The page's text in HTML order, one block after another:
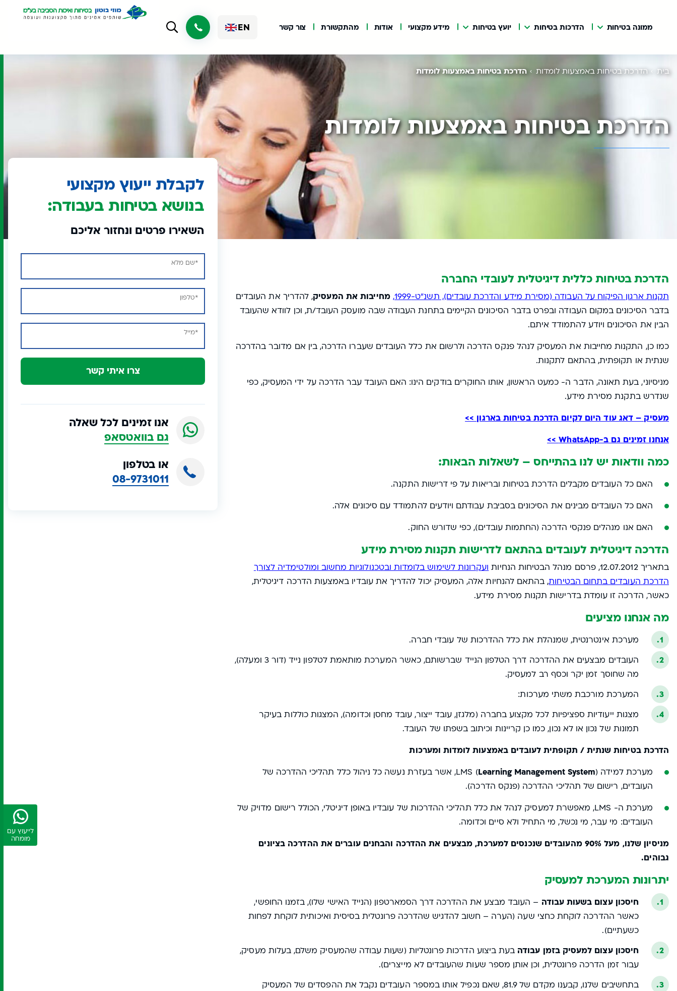
ממונה בטיחות הדרכות בטיחות יועץ בטיחות מידע מקצועי אודות מהתקשורת צור קשר EN
בית הדרכת בטיחות באמצעות לומדות הדרכת בטיחות באמצעות לומדות
הדרכת בטיחות באמצעות לומדות
הדרכת בטיחות כללית דיגיטלית לעובדי החברה
תקנות ארגון הפיקוח על העבודה (מסירת מידע והדרכת עובדים), תשנ"ט-1999, מחייבות את המעסיק, להדריך את העובדים
בדבר הסיכונים במקום העבודה ובפרט בדבר הסיכונים הקיימים בתחנת העבודה שבה מועסק העובד/ת, וכן לוודא שהעובד
הבין את הסיכונים ויודע להתמודד איתם.
כמו כן, התקנות מחייבות את המעסיק לנהל פנקס הדרכה ולרשום את כלל העובדים שעברו הדרכה, בין אם מדובר בהדרכה
שנתית או תקופתית, בהתאם לתקנות.
מניסיוני, בעת תאונה, הדבר ה- כמעט הראשון, אותו החוקרים בודקים הינו: האם העובד עבר הדרכה על ידי המעסיק, כפי
שנדרש בתקנת מסירת מידע.
מעסיק – דאג עוד היום לקיום הדרכת בטיחות בארגון >>
אנחנו זמינים גם ב-WhatsApp >>
כמה וודאות יש לנו בהתייחס – לשאלות הבאות:
האם כל העובדים מקבלים הדרכת בטיחות ובריאות על פי דרישות התקנה.
האם כל העובדים מבינים את הסיכונים בסביבת עבודתם ויודעים להתמודד עם סיכונים אלה.
האם אנו מנהלים פנקסי הדרכה (החתמות עובדים), כפי שדורש החוק.
הדרכה דיגיטלית לעובדים בהתאם לדרישות תקנות מסירת מידע
בתאריך 12.07.2012, פרסם מנהל הבטיחות הנחיות
ועקרונות לשימוש בלומדות ובטכנולוגיות מחשוב ומולטימדיה לצורך
הדרכת העובדים בתחום הבטיחות, בהתאם להנחיות אלה, המעסיק יכול להדריך את עובדיו באמצעות הדרכה דיגיטלית,
כאשר, הדרכה זו עומדת בדרישות תקנות מסירת מידע.
מה אנחנו מציעים
מערכת אינטרנטית, שמנהלת את כלל ההדרכות של עובדי חברה.
העובדים מבצעים את ההדרכה דרך הטלפון הנייד שברשותם, כאשר המערכת מותאמת לטלפון נייד (דור 3 ומעלה),
מה שחוסך זמן יקר וכסף רב למעסיק.
המערכת מורכבת משתי מערכות:
מצגות ייעודיות ספציפיות לכל מקצוע בחברה (מלגזן, עובד ייצור, עובד מחסן וכדומה), המצגות כוללות בעיקר
תמונות של נכון או לא נכון, כמו כן קריינות וכיתוב בשפתו של העובד.
הדרכת בטיחות שנתית / תקופתית לעובדים באמצעות לומדות ומערכות
מערכת למידה LMS ( Learning Management System
), אשר בעזרת נעשה כל ניהול כלל תהליכי ההדרכה של
העובדים, רישום של תהליכי ההדרכה (פנקס הדרכה).
מערכת ה- LMS, מאפשרת למעסיק לנהל את כלל תהליכי ההדרכות של עובדיו באופן דיגיטלי, הכולל רישום מדויק של
העובדים: מי עבר, מי נכשל, מי התחיל ולא סיים וכדומה.
מניסיון שלנו, מעל 90% מהעובדים שנכנסים למערכת, מבצעים את ההדרכה והבחנים עוברים את ההדרכה בציונים
גבוהים.
יתרונות המערכת למעסיק
חיסכון עצום בשעות עבודה – העובד מבצע את ההדרכה דרך הסמארטפון (הנייד האישי שלו), בזמנו החופשי,
כאשר ההדרכה לוקחת כחצי שעה (הערה – חשוב להדגיש שהדרכה פרונטלית בסיסית ואיכותית לוקחת לפחות
כשעתיים).
חיסכון עצום למעסיק בזמן עבודה בעת ביצוע הדרכות פרונטליות (שעות עבודה שהמעסיק משלם, בעלות מעסיק,
עבור זמן הדרכה פרונטלית, וכן אותן מספר שעות שהעובדים לא מייצרים).
בתחשיבים שלנו, קבענו מקדם של 81.9, שאם נכפיל אותו במספר העובדים נקבל את ההפסדים של המעסיק
לקבלת ייעוץ מקצועי
בנושא בטיחות בעבודה:
השאירו פרטים ונחזור אליכם
צרו איתי קשר
אנו זמינים לכל שאלה
גם בוואטסאפ
או בטלפון
08-9731011
לייעוץ עם
מומחה